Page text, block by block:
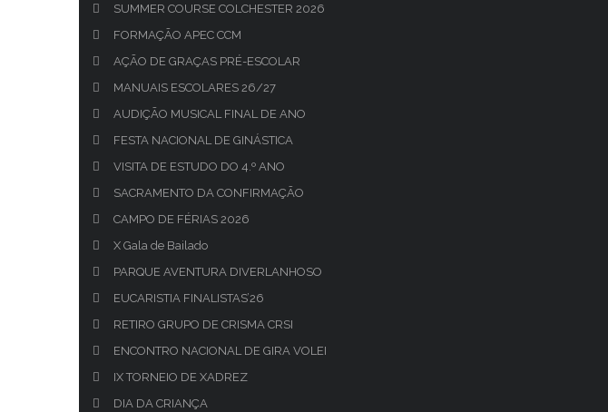
SUMMER COURSE COLCHESTER 2026
FORMAÇÃO APEC CCM
AÇÃO DE GRAÇAS PRÉ-ESCOLAR
MANUAIS ESCOLARES 26/27
AUDIÇÃO MUSICAL FINAL DE ANO
FESTA NACIONAL DE GINÁSTICA
VISITA DE ESTUDO DO 4.º ANO
SACRAMENTO DA CONFIRMAÇÃO
CAMPO DE FÉRIAS 2026
X Gala de Bailado
PARQUE AVENTURA DIVERLANHOSO
EUCARISTIA FINALISTAS’26
RETIRO GRUPO DE CRISMA CRSI
ENCONTRO NACIONAL DE GIRA VOLEI
IX TORNEIO DE XADREZ
DIA DA CRIANÇA